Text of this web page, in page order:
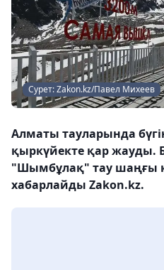
Сурет: Zakon.kz/Павел Михеев
Алматы тауларында
қыркүйекте қар жауды.
"Шымбұлақ" тау шаңғы
хабарлайды Zakon.kz.